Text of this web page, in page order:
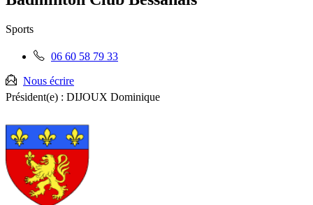
Sports
Téléphone
:
06 60 58 79 33
Nous écrire
Président(e) : DIJOUX Dominique